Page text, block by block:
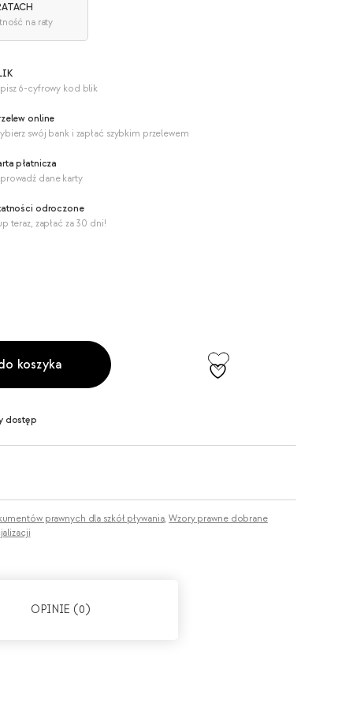
na raty
6-cyfrowy kod blik
online
swój bank i zapłać szybkim przelewem
płatnicza
dane karty
odroczone
teraz, zapłać za 30 dni!
koszyka
dostęp
prawnych dla szkół pływania,Wzory prawne dobrane
OPINIE (0)